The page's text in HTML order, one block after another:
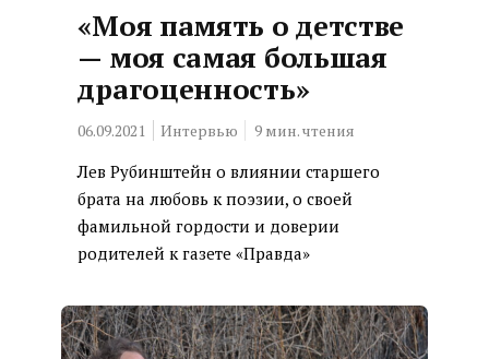
«Моя память о детстве
— моя самая большая
драгоценность»
06.09.2021 Интервью 9 мин. чтения
Лев Рубинштейн о влиянии старшего
брата на любовь к поэзии, о своей
фамильной гордости и доверии
родителей к газете «Правда»